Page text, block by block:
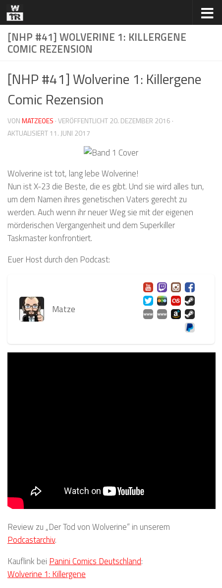
Zum Inhalt springen
[NHP #41] WOLVERINE 1: KILLERGENE
COMIC REZENSION
[NHP #41] Wolverine 1: Killergene
Comic Rezension
VONMATZEOES · VERÖFFENTLICHT20. DEZEMBER 2016 ·
AKTUALISIERT11. JUNI 2017
Wolverine ist tot, lang lebe Wolverine!
Nun ist X-23 die Beste, die es gibt. Und sie wird alles tun,
um dem Namen ihres genetischen Vaters gerecht zu
werden. Auch wenn ihr neuer Weg sie mit der eigenen
mörderischen Vergangenheit und dem Superkiller
Taskmaster konfrontiert.
Euer Host durch den Podcast:
Matze
Review zu „Der Tod von Wolverine“ in unserem
Podcastarchiv.
Kauflink bei Panini Comics Deutschland:
Wolverine 1: Killergene